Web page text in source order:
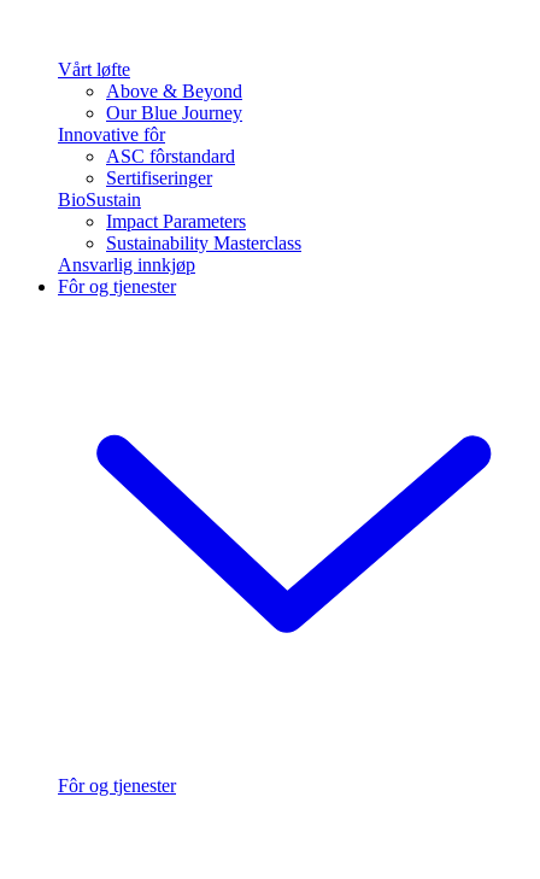
Vårt løfte
Above & Beyond
Our Blue Journey
Innovative fôr
ASC fôrstandard
Sertifiseringer
BioSustain
Impact Parameters
Sustainability Masterclass
Ansvarlig innkjøp
Fôr og tjenester
Fôr og tjenester